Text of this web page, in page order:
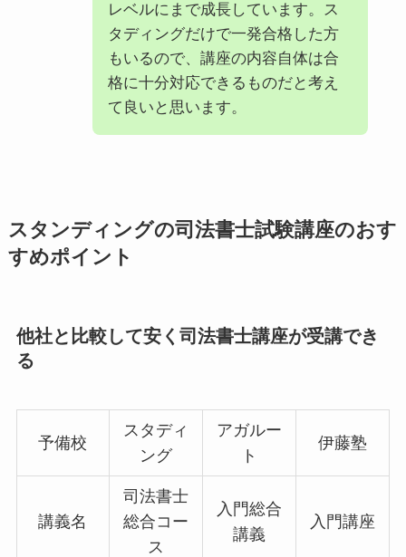
レベルにまで成長しています。ス
タディングだけで一発合格した方
もいるので、講座の内容自体は合
格に十分対応できるものだと考え
て良いと思います。
スタンディングの司法書士試験講座のおす
すめポイント
他社と比較して安く司法書士講座が受講でき
る
予備校
スタディ
ング
アガルー
ト
伊藤塾
講義名
司法書士
総合コー
ス
入門総合
講義
入門講座